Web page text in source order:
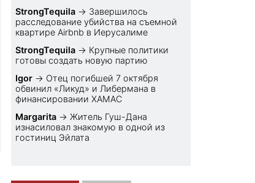
StrongTequila → Завершилось
расследование убийства на съемной
квартире Airbnb в Иерусалиме
StrongTequila → Крупные политики
готовы создать новую партию
Igor → Отец погибшей 7 октября
обвинил «Ликуд» и Либермана в
финансировании ХАМАС
Margarita → Житель Гуш-Дана
изнасиловал знакомую в одной из
гостиниц Эйлата